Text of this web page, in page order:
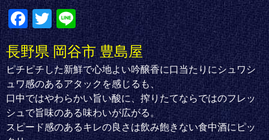
Fa
ce
bo
ok
T
wi
tte
r
Li
ne
長野県 岡谷市 豊島屋
ピチピチした新鮮で心地よい吟醸香に口当たりにシュワシ
ュワ感のあるアタックを感じるも、
口中ではやわらかい旨い酸に、搾りたてならではのフレッ
シュで旨味のある味わいが広がる。
スピード感のあるキレの良さは飲み飽きない食中酒にピッ